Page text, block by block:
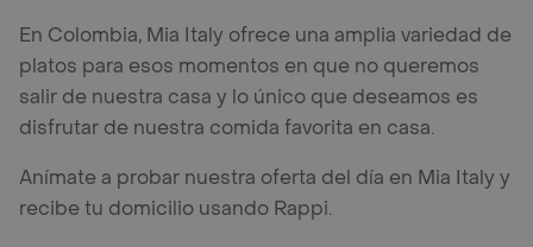
En Colombia, Mia Italy ofrece una amplia variedad de
platos para esos momentos en que no queremos
salir de nuestra casa y lo único que deseamos es
disfrutar de nuestra comida favorita en casa.
Anímate a probar nuestra oferta del día en Mia Italy y
recibe tu domicilio usando Rappi.